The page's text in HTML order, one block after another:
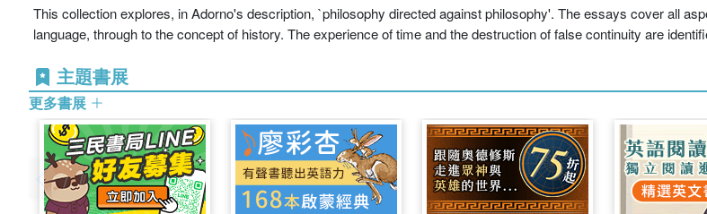
This collection explores, in Adorno's description, `philosophy directed against philosophy'. The essays cover all
language, through to the concept of history. The experience of time and the destruction of false continuity are
主題書展
更多書展